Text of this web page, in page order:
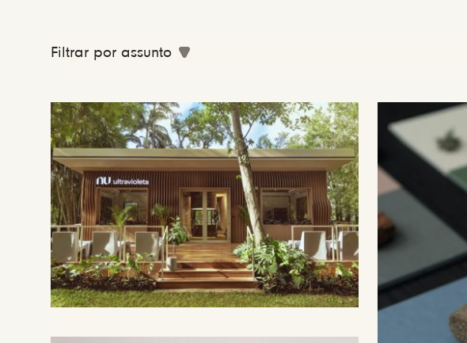
Filtrar por assunto